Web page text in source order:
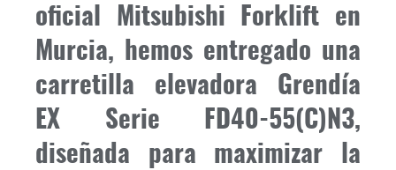
oficial Mitsubishi Forklift en
Murcia, hemos entregado una
carretilla elevadora Grendía
EX Serie FD40-55(C)N3,
diseñada para maximizar la